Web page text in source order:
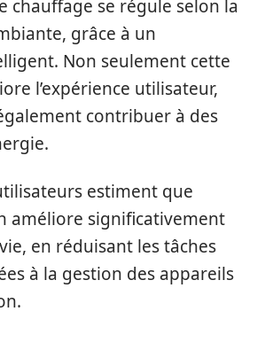
chauffage se régule selon la
grâce à un
Non seulement cette
l’expérience utilisateur,
contribuer à des
estiment que
améliore significativement
en réduisant les tâches
à la gestion des appareils